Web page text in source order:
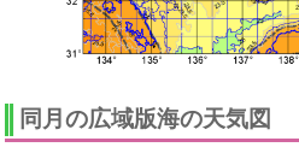
同月の広域版海の天気図